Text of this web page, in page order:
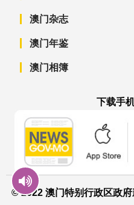
澳门杂志
澳门年鉴
澳门相簿
下载手
© 2022 澳门特别行政区政